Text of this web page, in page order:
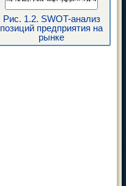
Рис. 1.2. SWOT-анализ
позиций предприятия на
рынке